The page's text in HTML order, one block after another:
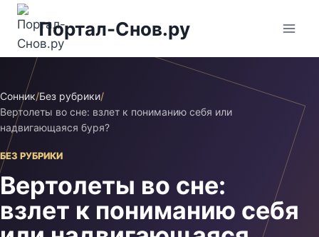
Перейти
содержимому
Портал-Снов.ру
Сонник/Без рубрики/
Вертолеты во сне: взлет к пониманию себя или
надвигающаяся буря?
БЕЗ РУБРИКИ
Вертолеты во сне:
взлет к пониманию себя